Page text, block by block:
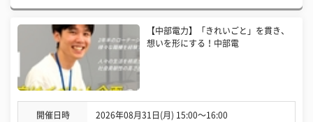
【中部電力】「きれいごと」を貫き、
想いを形にする！中部電
開催日時 2026年08月31日(月) 15:00〜16:00